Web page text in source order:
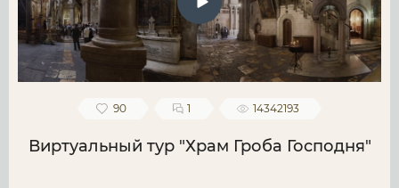
90 1 14342193
Виртуальный тур "Храм Гроба Господня"